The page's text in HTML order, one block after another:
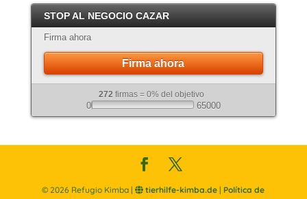
STOP AL NEGOCIO CAZAR
Firma ahora
Firma ahora
272 firmas = 0% del objetivo
0 65000
©2026 Refugio Kimba | tierhilfe-kimba.de | Política de